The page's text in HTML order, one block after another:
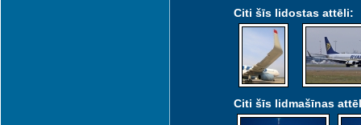
Citi šīs lidostas attēli:
Citi šīs lidmašīnas